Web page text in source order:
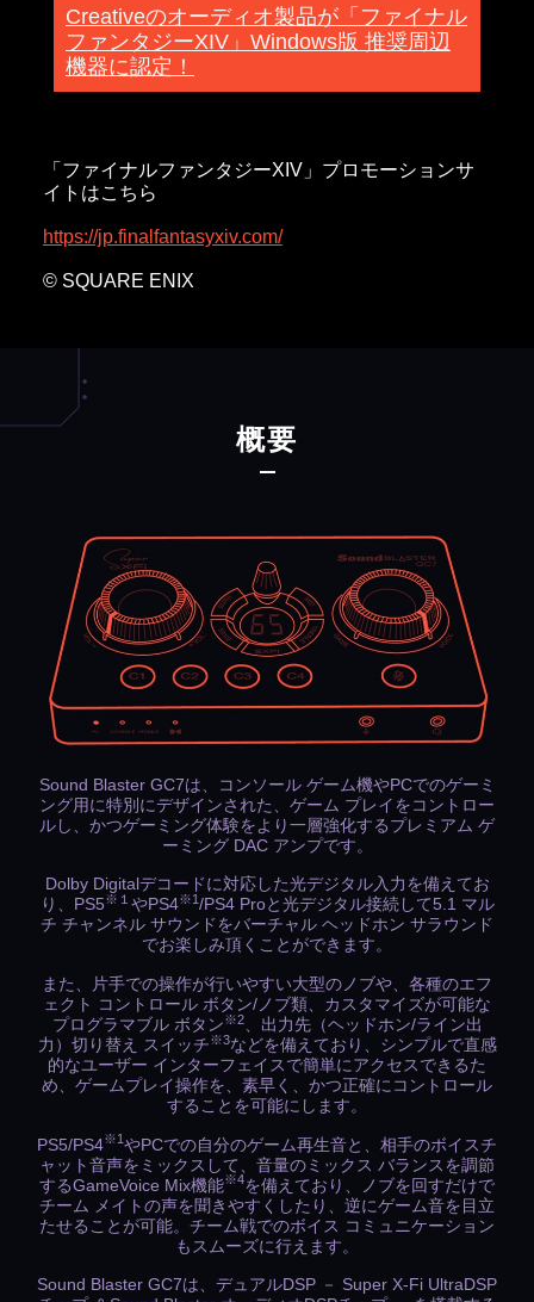
Creativeのオーディオ製品が「ファイナル
ファンタジーXIV」Windows版 推奨周辺
機器に認定！
「ファイナルファンタジーXIV」プロモーションサ
イトはこちら
https://jp.finalfantasyxiv.com/
© SQUARE ENIX
概要
Sound Blaster GC7は、コンソール ゲーム機やPCでのゲーミ
ング用に特別にデザインされた、ゲーム プレイをコントロー
ルし、かつゲーミング体験をより一層強化するプレミアム ゲ
ーミング DAC アンプです。
Dolby Digitalデコードに対応した光デジタル入力を備えてお
り、PS5※１ やPS4※1/PS4 Proと光デジタル接続して5.1 マル
チ チャンネル サウンドをバーチャル ヘッドホン サラウンド
でお楽しみ頂くことができます。
また、片手での操作が行いやすい大型のノブや、各種のエフ
ェクト コントロール ボタン/ノブ類、カスタマイズが可能な
プログラマブル ボタン※2、出力先（ヘッドホン/ライン出
力）切り替え スイッチ※3などを備えており、シンプルで直感
的なユーザー インターフェイスで簡単にアクセスできるた
め、ゲームプレイ操作を、素早く、かつ正確にコントロール
することを可能にします。
PS5/PS4※1やPCでの自分のゲーム再生音と、相手のボイスチ
ャット音声をミックスして、音量のミックス バランスを調節
するGameVoice Mix機能※4を備えており、ノブを回すだけで
チーム メイトの声を聞きやすくしたり、逆にゲーム音を目立
たせることが可能。チーム戦でのボイス コミュニケーション
もスムーズに行えます。
Sound Blaster GC7は、デュアルDSP － Super X-Fi UltraDSP